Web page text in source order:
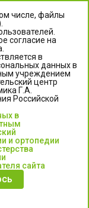
учреждение
центр
Г.А. Илизарова»
Федерации
числе, файлы
согласие на
в
данных в
учреждением
центр
Г.А.
Российской
в
и ортопедии
сайта